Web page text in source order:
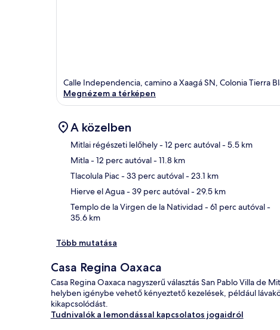
Calle Independencia, camino a Xaagá SN, Colonia Tierra
Megnézem a térképen
A közelben
Mitlai régészeti lelőhely- 12 perc autóval- 5.5 km
Mitla- 12 perc autóval- 11.8 km
Tlacolula Piac- 33 perc autóval- 23.1 km
Hierve el Agua- 39 perc autóval- 29.5 km
Templo de la Virgen de la Natividad - 61 perc autóval-
35.6 km
Több mutatása
Casa Regina Oaxaca
Casa Regina Oaxaca nagyszerű választás San Pablo Villa de
helyben igénybe vehető kényeztető kezelések, például
kikapcsolódást.
Tudnivalók a lemondással kapcsolatos jogaidról